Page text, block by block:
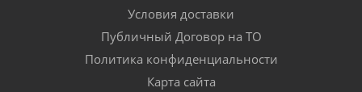
Условия доставки
Публичный Договор на ТО
Политика конфиденциальности
Карта сайта